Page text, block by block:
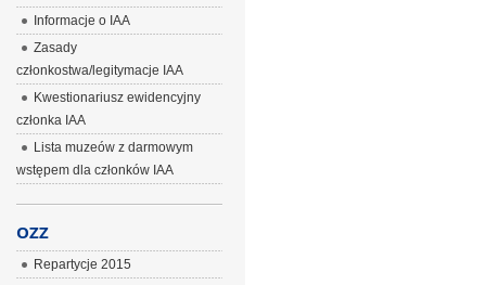
Informacje o IAA
Zasady
członkostwa/legitymacje IAA
Kwestionariusz ewidencyjny
członka IAA
Lista muzeów z darmowym
wstępem dla członków IAA
OZZ
Repartycje 2015